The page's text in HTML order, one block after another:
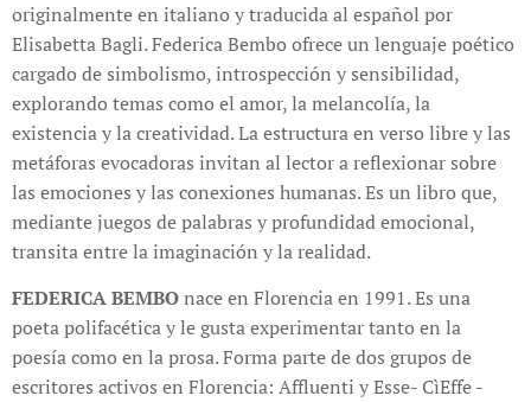
originalmente en italiano y traducida al español por
Elisabetta Bagli. Federica Bembo ofrece un lenguaje poético
cargado de simbolismo, introspección y sensibilidad,
explorando temas como el amor, la melancolía, la
existencia y la creatividad. La estructura en verso libre y las
metáforas evocadoras invitan al lector a reflexionar sobre
las emociones y las conexiones humanas. Es un libro que,
mediante juegos de palabras y profundidad emocional,
transita entre la imaginación y la realidad.
FEDERICA BEMBOnace en Florencia en 1991. Es una
poeta polifacética y le gusta experimentar tanto en la
poesía como en la prosa. Forma parte de dos grupos de
escritores activos en Florencia: Affluenti y Esse- CìEffe -